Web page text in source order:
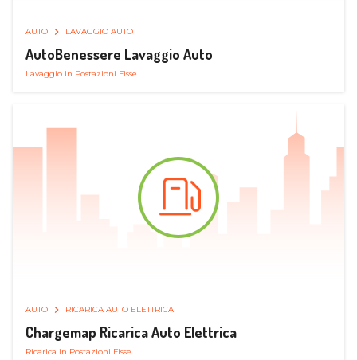
AUTO LAVAGGIO AUTO
AutoBenessere Lavaggio Auto
Lavaggio in Postazioni Fisse
AUTO RICARICA AUTO ELETTRICA
Chargemap Ricarica Auto Elettrica
Ricarica in Postazioni Fisse